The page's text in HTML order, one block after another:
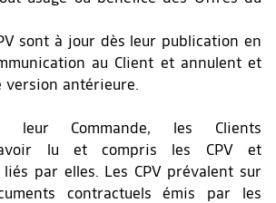
sont à jour dès leur publication en
au Client et annulent et
version antérieure.
leur Commande, les Clients
avoir lu et compris les CPV et
liés par elles. Les CPV prévalent sur
contractuels émis par les